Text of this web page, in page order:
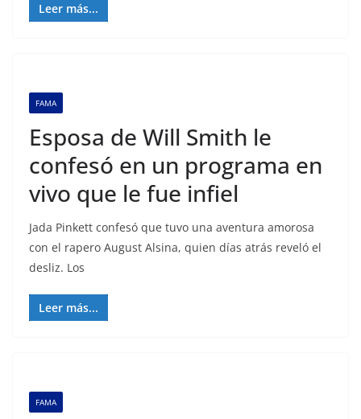
Leer más...
FAMA
Esposa de Will Smith le
confesó en un programa en
vivo que le fue infiel
Jada Pinkett confesó que tuvo una aventura amorosa
con el rapero August Alsina, quien días atrás reveló el
desliz. Los
Leer más...
FAMA